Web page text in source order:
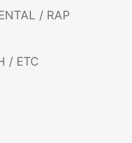
/ RAP
/ ETC